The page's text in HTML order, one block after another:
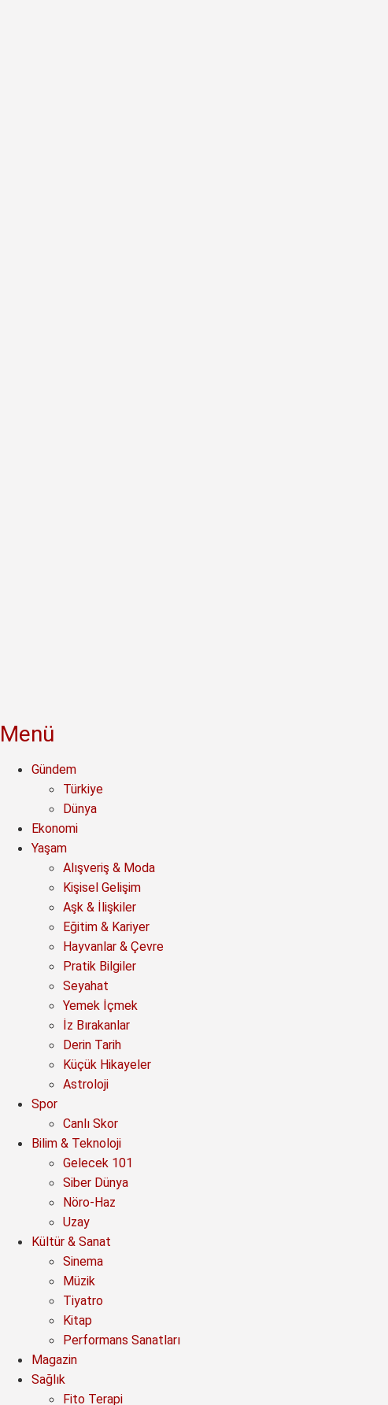
Menü
Gündem
Türkiye
Dünya
Ekonomi
Yaşam
Alışveriş & Moda
Kişisel Gelişim
Aşk & İlişkiler
Eğitim & Kariyer
Hayvanlar & Çevre
Pratik Bilgiler
Seyahat
Yemek İçmek
İz Bırakanlar
Derin Tarih
Küçük Hikayeler
Astroloji
Spor
Canlı Skor
Bilim & Teknoloji
Gelecek 101
Siber Dünya
Nöro-Haz
Uzay
Kültür & Sanat
Sinema
Müzik
Tiyatro
Kitap
Performans Sanatları
Magazin
Sağlık
Fito Terapi